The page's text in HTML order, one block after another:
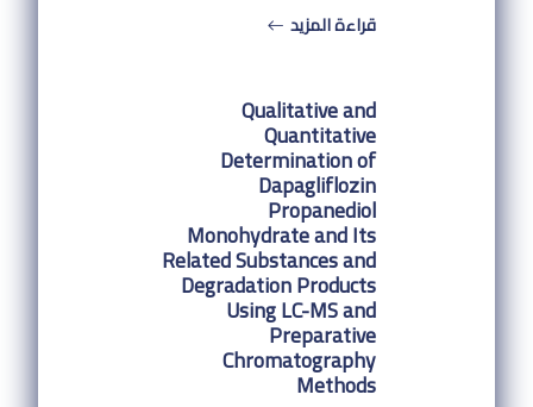
قراءة المزيد
Qualitative and
Quantitative
Determination of
Dapagliflozin
Propanediol
Monohydrate and Its
Related Substances and
Degradation Products
Using LC-MS and
Preparative
Chromatography
Methods